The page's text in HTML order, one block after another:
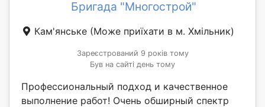
Бригада "Многострой"
Кам'янське (Може приїхати в м. Хмільник)
Зареєстрований 9 років тому
Був на сайті день тому
Профессиональный подход и качественное
выполнение работ! Очень обширный спектр